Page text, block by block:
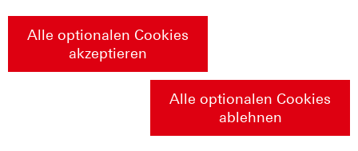
Alle optionalen Cookies
akzeptieren
Alle optionalen Cookies
ablehnen